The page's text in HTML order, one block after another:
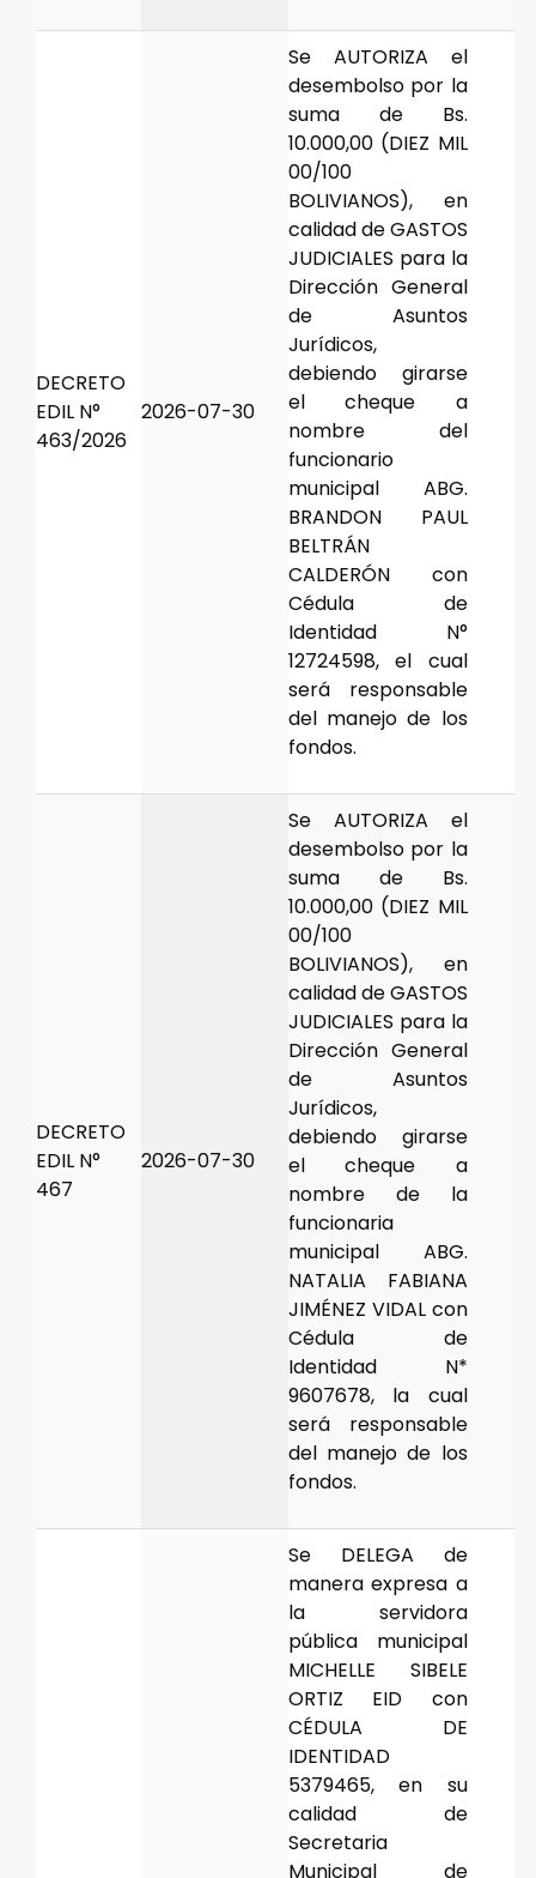
DECRETO
EDIL N°
463/2026
2026-07-30
Se AUTORIZA el
desembolso por la
suma de Bs.
10.000,00 (DIEZ MIL
00/100
BOLIVIANOS), en
calidad de GASTOS
JUDICIALES para la
Dirección General
de Asuntos
Jurídicos,
debiendo girarse
el cheque a
nombre del
funcionario
municipal ABG.
BRANDON PAUL
BELTRÁN
CALDERÓN con
Cédula de
Identidad N°
12724598, el cual
será responsable
del manejo de los
fondos.
DECRETO
EDIL N°
467
2026-07-30
Se AUTORIZA el
desembolso por la
suma de Bs.
10.000,00 (DIEZ MIL
00/100
BOLIVIANOS), en
calidad de GASTOS
JUDICIALES para la
Dirección General
de Asuntos
Jurídicos,
debiendo girarse
el cheque a
nombre de la
funcionaria
municipal ABG.
NATALIA FABIANA
JIMÉNEZ VIDAL con
Cédula de
Identidad N*
9607678, la cual
será responsable
del manejo de los
fondos.
Se DELEGA de
manera expresa a
la servidora
pública municipal
MICHELLE SIBELE
ORTIZ EID con
CÉDULA DE
IDENTIDAD
5379465, en su
calidad de
Secretaria
Municipal de